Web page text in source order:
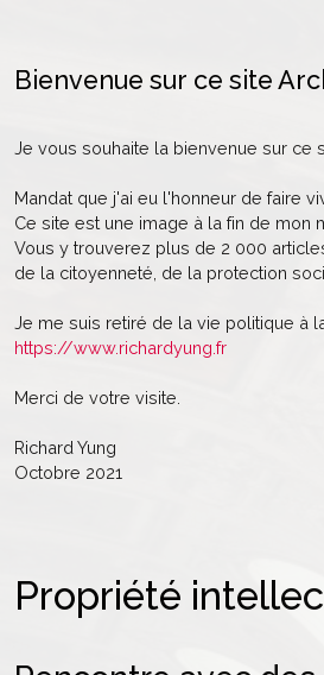
Bienvenue sur ce site
Je vous souhaite la bienvenue sur ce
Mandat que j'ai eu l'honneur de faire
Ce site est une image à la fin de mon
Vous y trouverez plus de 2 000
de la citoyenneté, de la protection
Je me suis retiré de la vie politique à
https://www.richardyung.fr
Merci de votre visite.
Richard Yung
Octobre 2021
Propriété